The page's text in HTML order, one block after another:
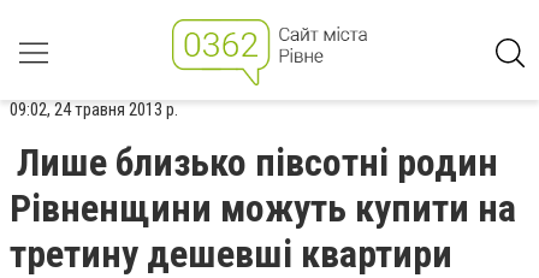
09:02, 24 травня 2013 р.
Лише близько півсотні родин
Рівненщини можуть купити на
третину дешевші квартири